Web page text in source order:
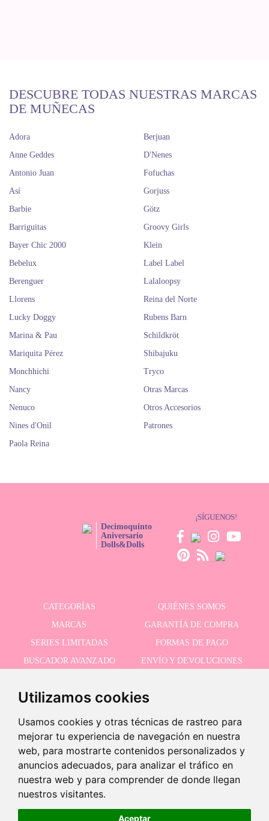
Utilizamos cookies
Usamos cookies y otras técnicas de rastreo para
mejorar tu experiencia de navegación en nuestra
web, para mostrarte contenidos personalizados y
anuncios adecuados, para analizar el tráfico en
nuestra web y para comprender de donde llegan
nuestros visitantes.
Aceptar
19,95 € +
-
DESCUBRE TODAS NUESTRAS MARCAS
DE MUÑECAS
Adora
Anne Geddes
Antonio Juan
Así
Barbie
Barriguitas
Bayer Chic 2000
Bebelux
Berenguer
Berjuan
D'Nenes
Fofuchas
Gorjuss
Götz
Groovy Girls
Klein
Label Label
Lalaloopsy
Llorens
Lucky Doggy
Marina & Pau
Mariquita Pérez
Monchhichi
Nancy
Nenuco
Nines d'Onil
Paola Reina
Reina del Norte
Rubens Barn
Schildkröt
Shibajuku
Tryco
Otras Marcas
Otros Accesorios
Patrones
Decimoquinto
Aniversario
Dolls&Dolls
¡SÍGUENOS!
CATEGORÍAS
QUIÉNES SOMOS
MARCAS
GARANTÍA DE COMPRA
SERIES LIMITADAS
FORMAS DE PAGO
BUSCADOR AVANZADO
ENVÍO Y DEVOLUCIONES
RECIBE NUESTRAS ÚLTIMAS NOVEDADES
Acepto la política de privacidad